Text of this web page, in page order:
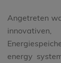
Angetreten
energy